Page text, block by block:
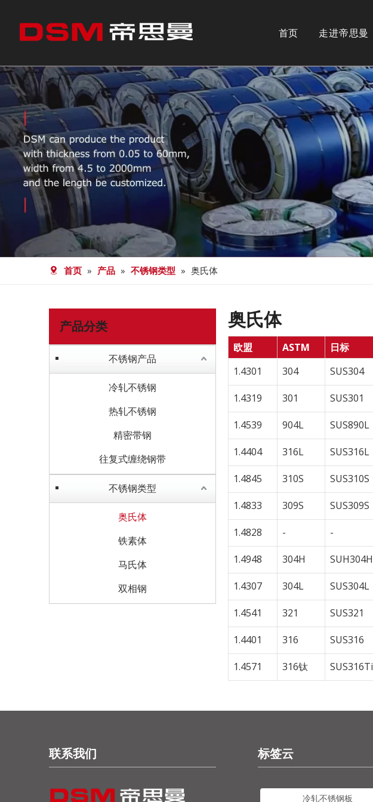
首页 走进帝思曼
CEO问候 公司简介
我们合作的行业 下载
不锈钢产品
冷轧不锈钢
热轧不锈钢
精密带钢
往复式缠绕钢带
不锈钢类型
奥氏体
铁素体
马氏体
双相钢
冷轧 纵剪
剪板 热处理
往复式缠绕 表面处理
首页 » 产品 » 不锈钢类型 » 奥氏体
产品分类
不锈钢产品
冷轧不锈钢
热轧不锈钢
精密带钢
往复式缠绕钢带
不锈钢类型
奥氏体
铁素体
马氏体
双相钢
奥氏体
欧盟 ASTM 日标
1.4301
304 SUS304
1.4319
301 SUS301
1.4539
904L SUS890L
1.4404
316L SUS316L
1.4845
310S SUS310S
1.4833
309S SUS309S
1.4828
- -
1.4948
304H SUH304H
1.4307
304L SUS304L
1.4541
321 SUS321
1.4401
316 SUS316
1.4571
316钛 SUS316Ti
联系我们 标签云
冷轧不锈钢板